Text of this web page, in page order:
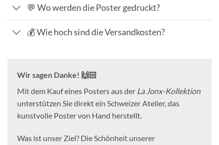
💬 Wo werden die Poster gedruckt?
💰 Wie hoch sind die Versandkosten?
Wir sagen Danke! 🙌🏻
Mit dem Kauf eines Posters aus der La Jonx-Kollektion
unterstützen Sie direkt ein Schweizer Atelier, das
kunstvolle Poster von Hand herstellt.
Was ist unser Ziel? Die Schönheit unserer